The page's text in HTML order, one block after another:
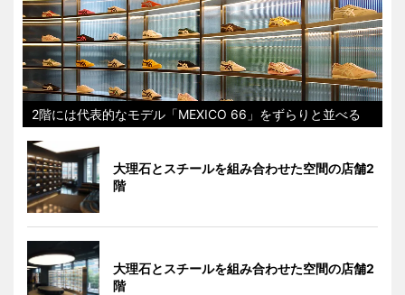
2階には代表的なモデル「MEXICO 66」をずらりと並べる
大理石とスチールを組み合わせた空間の店舗2
階
大理石とスチールを組み合わせた空間の店舗2
階